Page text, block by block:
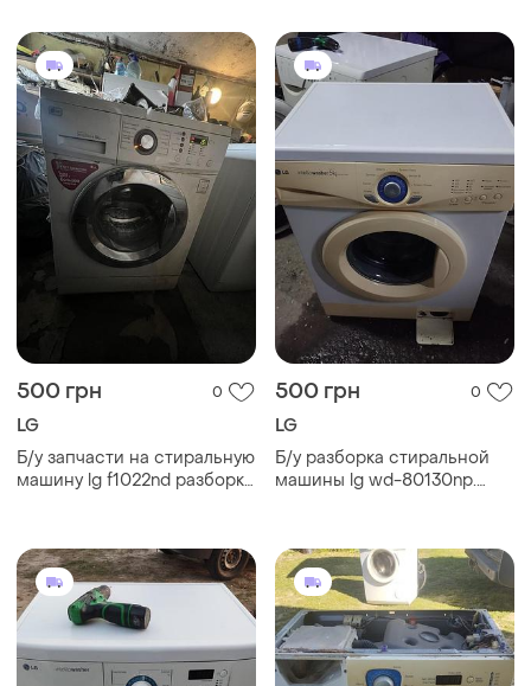
500 грн 0
LG
Б/у запчасти на стиральную
машину lg f1022nd разборка
500 грн 0
LG
Б/у разборка стиральной
машины lg wd-80130np.
wd-8